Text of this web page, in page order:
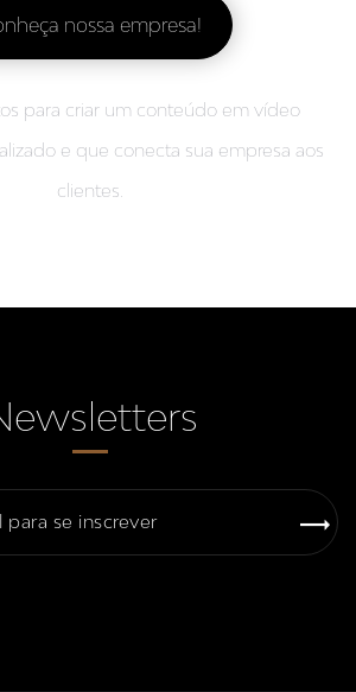
nossa empresa!
para criar um conteúdo em vídeo
e que conecta sua empresa aos
clientes.